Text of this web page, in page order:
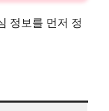
정보를 먼저 정